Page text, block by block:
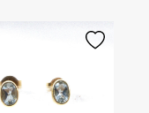
merken